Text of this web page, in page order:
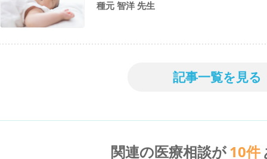
種元 智洋 先生
記事一覧を見る
関連の医療相談が10件